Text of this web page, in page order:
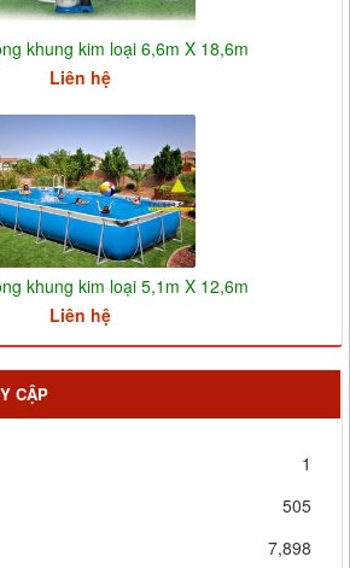
khung kim loại 6,6m X 18,6m
Liên hệ
khung kim loại 5,1m X 12,6m
Liên hệ
CẬP
1
505
7,898